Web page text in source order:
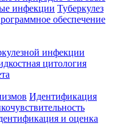
инфекции Туберкулез
обеспечение
инфекции
цитология
Идентификация
и оценка